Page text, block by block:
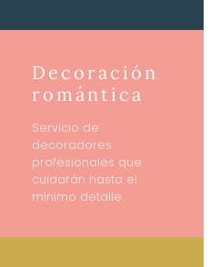
Decoración
romántica
Servicio de
decoradores
profesionales que
cuidarán hasta el
mínimo detalle.